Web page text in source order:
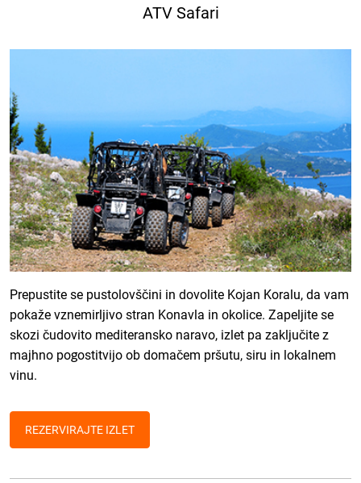
ATV Safari
Prepustite se pustolovščini in dovolite Kojan Koralu, da vam
pokaže vznemirljivo stran Konavla in okolice. Zapeljite se
skozi čudovito mediteransko naravo, izlet pa zaključite z
majhno pogostitvijo ob domačem pršutu, siru in lokalnem
vinu.
REZERVIRAJTE IZLET